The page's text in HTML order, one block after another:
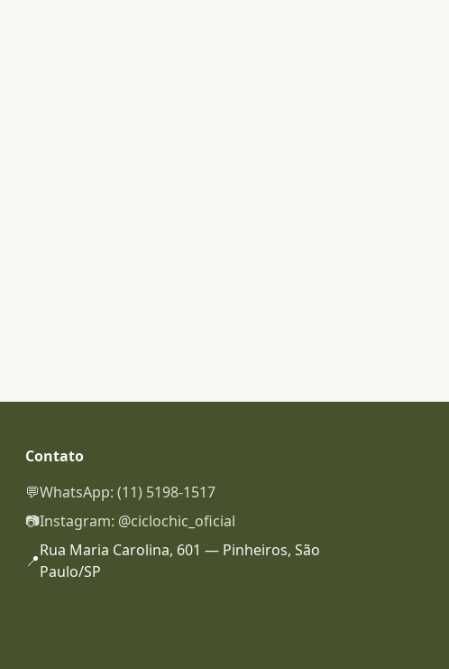
Contato
💬WhatsApp: (11) 5198-1517
📷Instagram: @ciclochic_oficial
📍
Rua Maria Carolina, 601 — Pinheiros, São
Paulo/SP